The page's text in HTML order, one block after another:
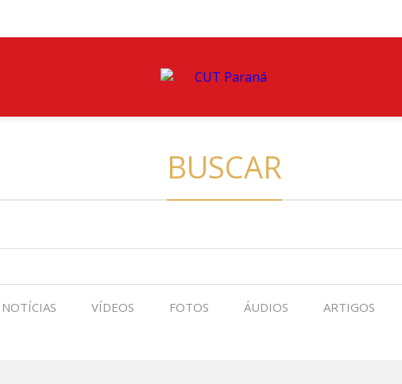
BUSCAR
NOTÍCIAS VÍDEOS FOTOS ÁUDIOS ARTIGOS